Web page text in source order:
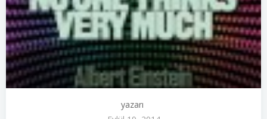
yazarı